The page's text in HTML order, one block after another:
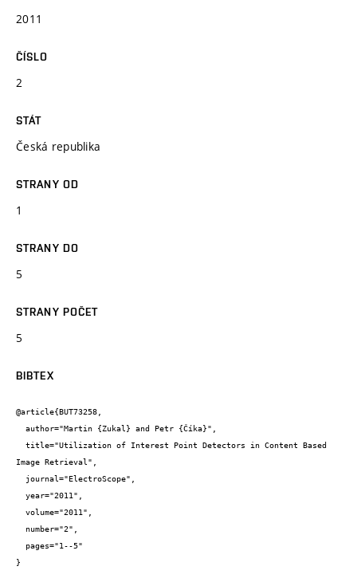
2011
ČÍSLO
2
STÁT
Česká republika
STRANY OD
1
STRANY DO
5
STRANY POČET
5
BIBTEX
@article{BUT73258,
Image Retrieval",
}